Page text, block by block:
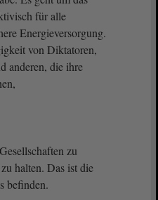
für alle
Energieversorgung.
von Diktatoren,
anderen, die ihre
zu
halten. Das ist die
befinden.